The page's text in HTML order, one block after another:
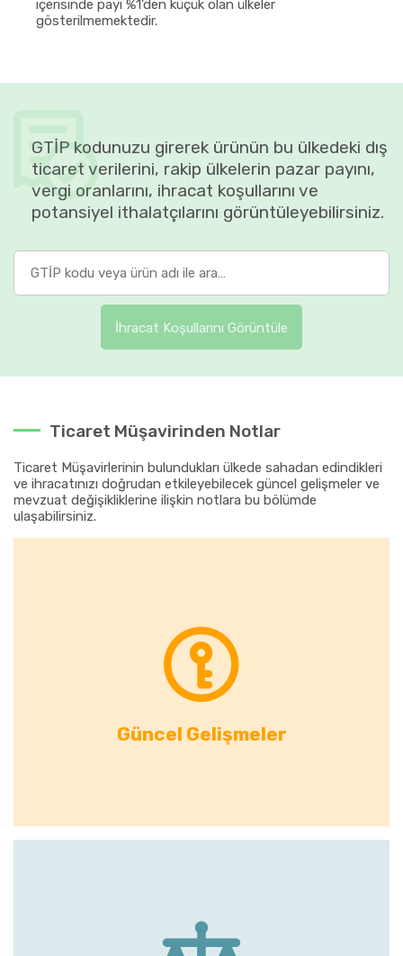
içerisinde payı %1'den küçük olan ülkeler
gösterilmemektedir.
GTİP kodunuzu girerek ürünün bu ülkedeki dış
ticaret verilerini, rakip ülkelerin pazar payını,
vergi oranlarını, ihracat koşullarını ve
potansiyel ithalatçılarını görüntüleyebilirsiniz.
İhracat Koşullarını Görüntüle
Ticaret Müşavirinden Notlar
Ticaret Müşavirlerinin bulundukları ülkede sahadan edindikleri
ve ihracatınızı doğrudan etkileyebilecek güncel gelişmeler ve
mevzuat değişikliklerine ilişkin notlara bu bölümde
ulaşabilirsiniz.
Güncel Gelişmeler